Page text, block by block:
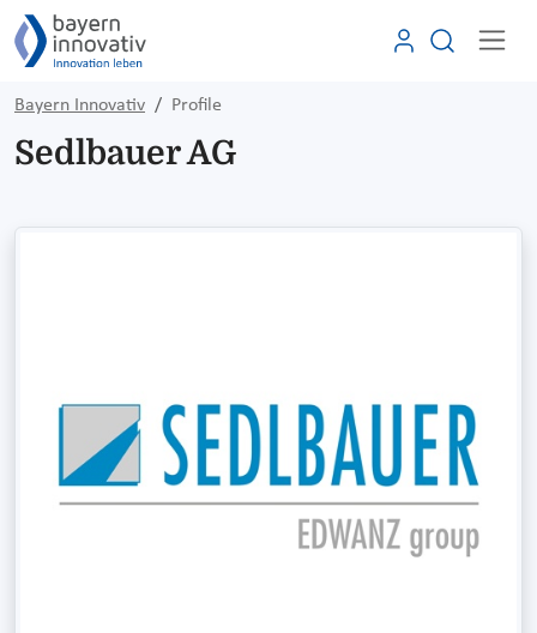
Bayern Innovativ Profile
Sedlbauer AG